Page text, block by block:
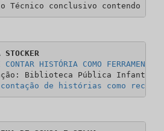
Técnico conclusivo contendo
CONTAR HISTÓRIA COMO
Biblioteca Pública Infantil
de histórias como